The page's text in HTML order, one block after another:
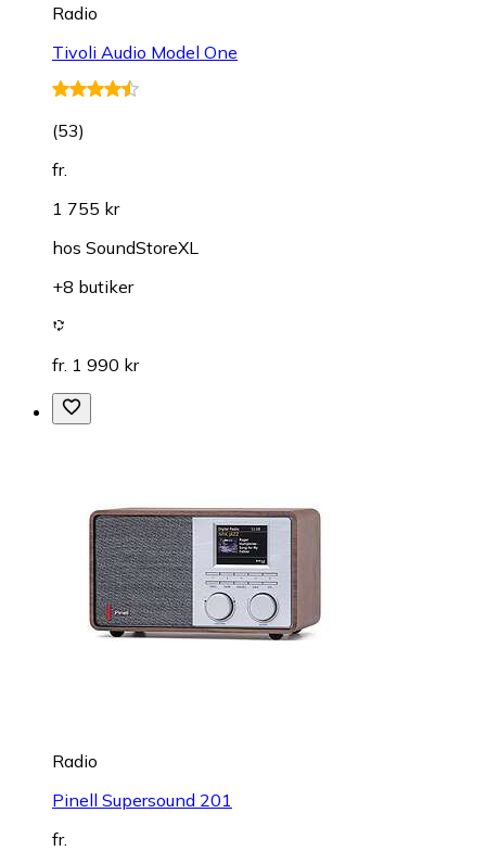
Radio
Tivoli Audio Model One
(53)
fr.
1 755 kr
hos SoundStoreXL
+8 butiker
fr. 1 990 kr
Radio
Pinell Supersound 201
fr.